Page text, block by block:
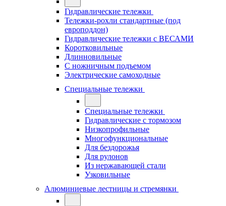
Гидравлические тележки
Тележки-рохли стандартные (под
европоддон)
Гидравлические тележки с ВЕСАМИ
Коротковильные
Длинновильные
С ножничным подъемом
Электрические самоходные
Специальные тележки
Специальные тележки
Гидравлические с тормозом
Низкопрофильные
Многофункциональные
Для бездорожья
Для рулонов
Из нержавающей стали
Узковильные
Алюминиевые лестницы и стремянки